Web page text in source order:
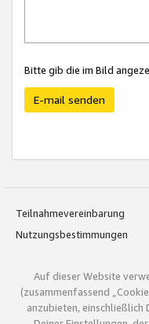
Bitte gib die im Bild
E-mail senden
Teilnahmevereinbarung
Nutzungsbestimmungen
Auf dieser Website
(zusammenfassend
anzubieten, einschließlich